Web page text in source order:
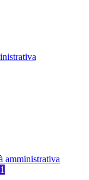
amministrativa
1